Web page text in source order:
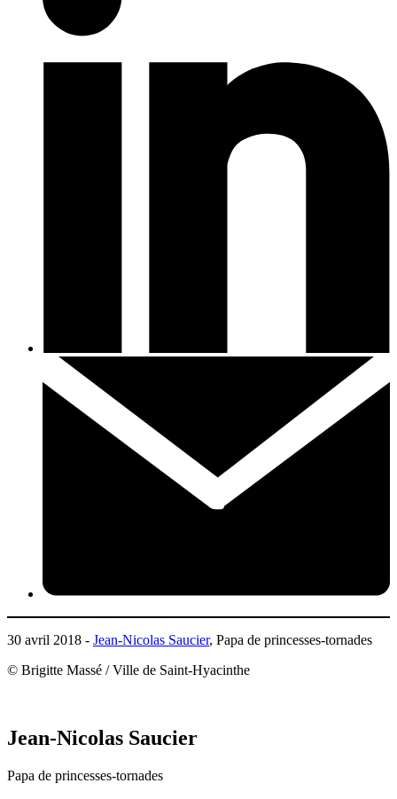
30 avril 2018 - Jean-Nicolas Saucier, Papa de princesses-tornades
© Brigitte Massé / Ville de Saint-Hyacinthe
Jean-Nicolas Saucier
Papa de princesses-tornades